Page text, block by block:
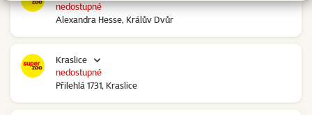
Alexandra Hesse, Králův Dvůr
nedostupné
Kraslice
Přilehlá 1731, Kraslice
nedostupné